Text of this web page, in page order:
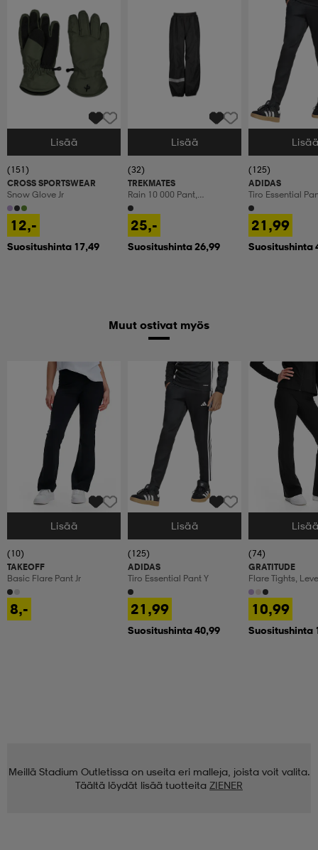
Valitse Koko
Lisää
(151)
CROSS SPORTSWEAR
Snow Glove Jr
12,-
Suositushinta 17,49
Valitse Koko
Lisää
(32)
TREKMATES
Rain 10 000 Pant,
Sadehousut, Lasten
25,-
Suositushinta 26,99
Valitse Koko
(125)
ADIDAS
Tiro Essential
21,99
Suositushinta
Muut ostivat myös
Valitse Koko
Lisää
(10)
TAKEOFF
Basic Flare Pant Jr
8,-
Valitse Koko
Lisää
(125)
ADIDAS
Tiro Essential Pant Y
21,99
Suositushinta 40,99
Valitse Koko
(74)
GRATITUDE
Flare Tights,
Treenitrikoot,
10,99
Suositushinta
Meillä Stadium Outletissa on useita eri malleja, joista voit valita.
Täältä löydät lisää tuotteita ZIENER